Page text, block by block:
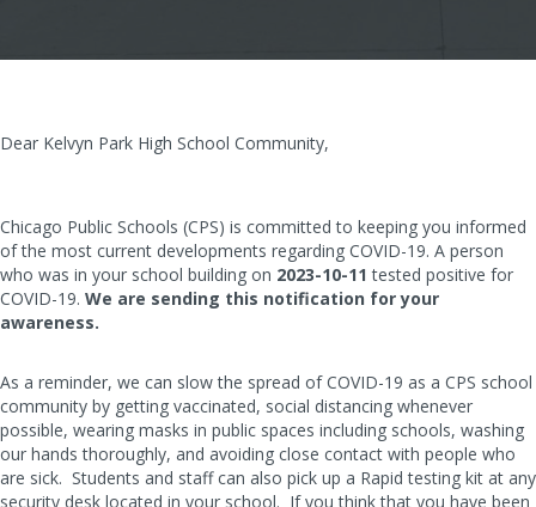
Dear Kelvyn Park High School Community,
Chicago Public Schools (CPS) is committed to keeping you informed
of the most current developments regarding COVID-19. A person
who was in your school building on 2023-10-11 tested positive for
COVID-19. We are sending this notification for your
awareness.
As a reminder, we can slow the spread of COVID-19 as a CPS school
community by getting vaccinated, social distancing whenever
possible, wearing masks in public spaces including schools, washing
our hands thoroughly, and avoiding close contact with people who
are sick. Students and staff can also pick up a Rapid testing kit at any
security desk located in your school. If you think that you have been